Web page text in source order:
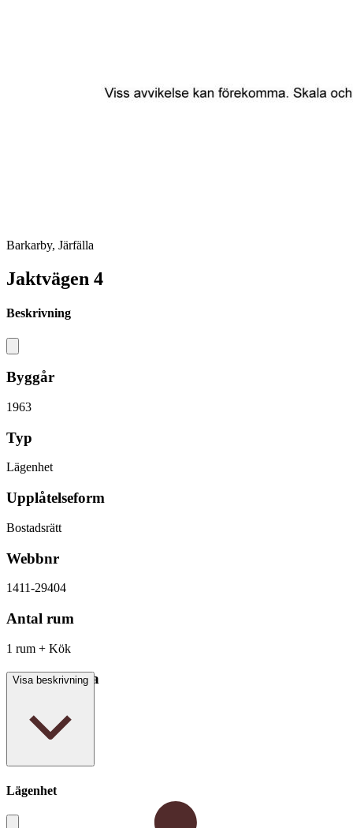
Barkarby, Järfälla
Jaktvägen 4
Beskrivning
Byggår
1963
Typ
Lägenhet
Upplåtelseform
Bostadsrätt
Webbnr
1411-29404
Antal rum
1 rum + Kök
Boarea/Biarea
Visa beskrivning
Lägenhet